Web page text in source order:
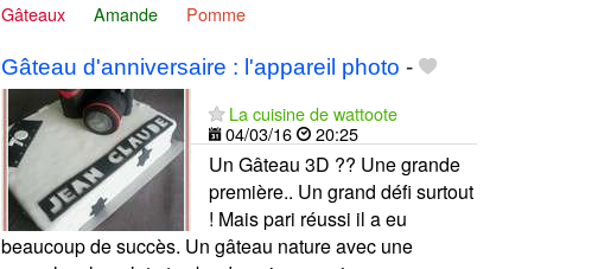
Gâteaux Amande Pomme
Gâteau d'anniversaire : l'appareil photo -
La cuisine de wattoote
04/03/16
20:25
Un Gâteau 3D ?? Une grande
première.. Un grand défi surtout
! Mais pari réussi il a eu
beaucoup de succès. Un gâteau nature avec une